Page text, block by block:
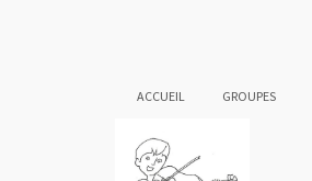
ACCUEIL GROUPES